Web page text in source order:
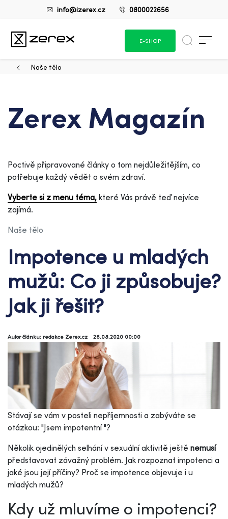
info@izerex.cz 0800022656
E-SHOP
Naše tělo
Zerex Magazín
Poctivě připravované články o tom nejdůležitějším, co
potřebuje každý vědět o svém zdraví.
Vyberte si z menu téma, které Vás právě teď nejvíce
zajímá.
Naše tělo
Impotence u mladých
mužů: Co ji způsobuje?
Jak ji řešit?
Autor článku: redakce Zerex.cz 26.08.2020 00:00
Stávají se vám v posteli nepříjemnosti a zabýváte se
otázkou: "Jsem impotentní "?
Několik ojedinělých selhání v sexuální aktivitě ještě nemusí
představovat závažný problém. Jak rozpoznat impotenci a
jaké jsou její příčiny? Proč se impotence objevuje i u
mladých mužů?
Kdy už mluvíme o impotenci?